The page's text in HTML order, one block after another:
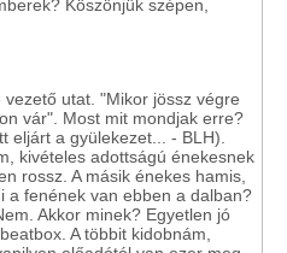
Köszönjük szépen,
utat. "Mikor jössz végre
vár". Most mit mondjak erre?
eljárt a gyülekezet... - BLH).
kivételes adottságú énekesnek
rossz. A másik énekes hamis,
a fenének van ebben a dalban?
Akkor minek? Egyetlen jó
A többit kidobnám,